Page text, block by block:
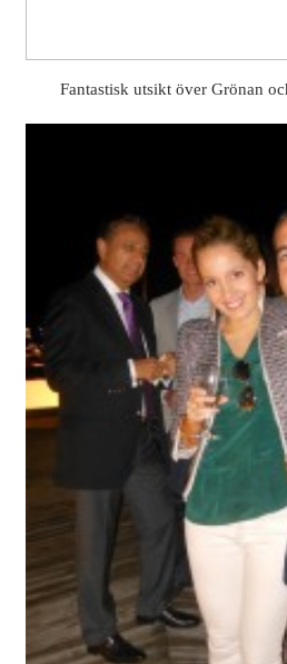
Fantastisk utsikt över Grönan